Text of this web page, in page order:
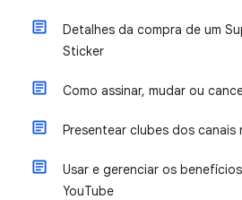
Detalhes da compra de um
Sticker
Como assinar, mudar ou
Presentear clubes dos canais
Usar e gerenciar os
YouTube